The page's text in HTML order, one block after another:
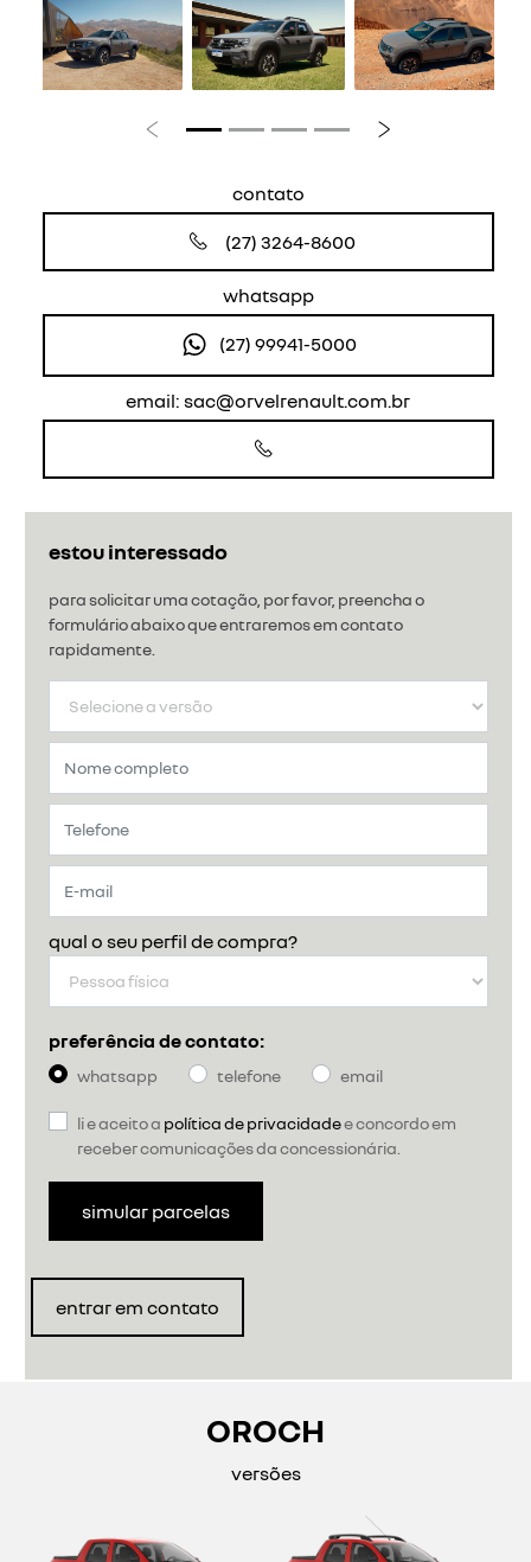
estou interessado
para solicitar uma cotação, por favor, preencha o
formulário abaixo que entraremos em contato
rapidamente.
qual o seu perfil de compra?
preferência de contato:
whatsapp telefone email
li e aceito a política de privacidadee concordo em
receber comunicações da concessionária.
simular parcelas
entrar em contato
Anterior Próximo
contato
(27) 3264-8600
whatsapp
(27) 99941-5000
email: sac@orvelrenault.com.br
OROCH
versões